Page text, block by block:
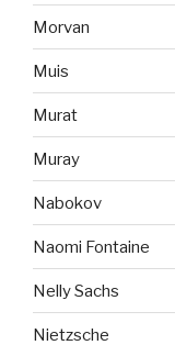
Morvan
Muis
Murat
Muray
Nabokov
Naomi Fontaine
Nelly Sachs
Nietzsche